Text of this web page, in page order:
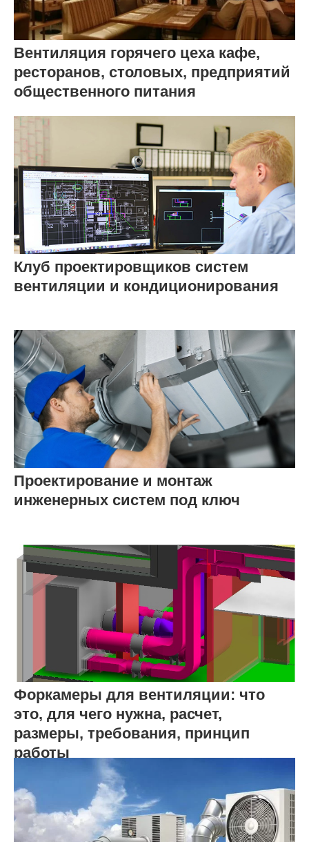
Вентиляция горячего цеха кафе,
ресторанов, столовых, предприятий
общественного питания
Клуб проектировщиков систем
вентиляции и кондиционирования
Проектирование и монтаж
инженерных систем под ключ
Форкамеры для вентиляции: что
это, для чего нужна, расчет,
размеры, требования, принцип
работы